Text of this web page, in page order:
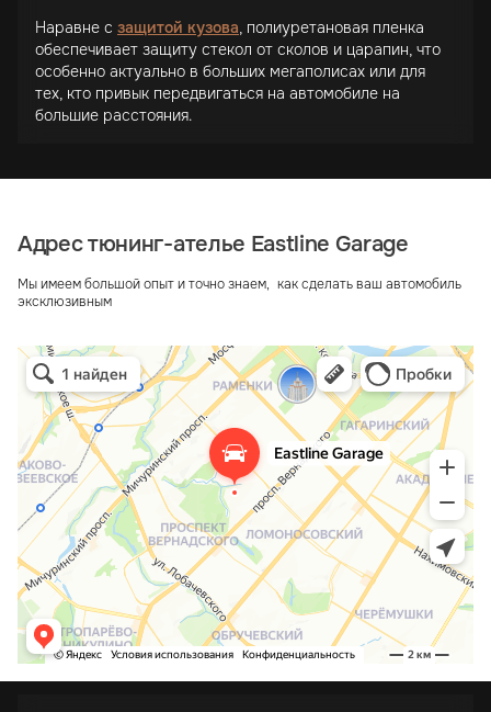
Наравне с защитой кузова, полиуретановая пленка
обеспечивает защиту стекол от сколов и царапин, что
особенно актуально в больших мегаполисах или для
тех, кто привык передвигаться на автомобиле на
большие расстояния.
Адрес тюнинг-ателье Eastline Garage
Мы имеем большой опыт и точно знаем, как сделать ваш автомобиль
эксклюзивным